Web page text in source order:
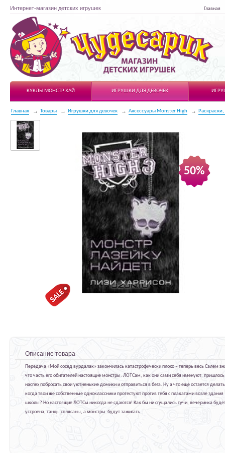
Интернет-магазин детских игрушек Главная
Чудесарик
КУКЛЫ МОНСТР ХАЙ
ИГРУШКИ ДЛЯ ДЕВОЧЕК
Главная Товары Игрушки для девочек Аксессуары Monster High
50%
Описание товара
Передача «Мой сосед вурдалак» закончилась катастрофически плохо – теперь весь Салем
что часть его обитателей настоящие монстры. ЛОТСам, как они сами себя именуют, пришлось
наспех побросать свои уютненькие домики и отправиться в бега. Ну а что еще остается
когда твои же собственные одноклассники протестуют против тебя с плакатами возле здания
школы? Но настоящие ЛОТСы никогда не сдаются! Как бы ни сгущались тучи, вечеринка
устроена, танцы сплясаны, а монстры будут зажигать.